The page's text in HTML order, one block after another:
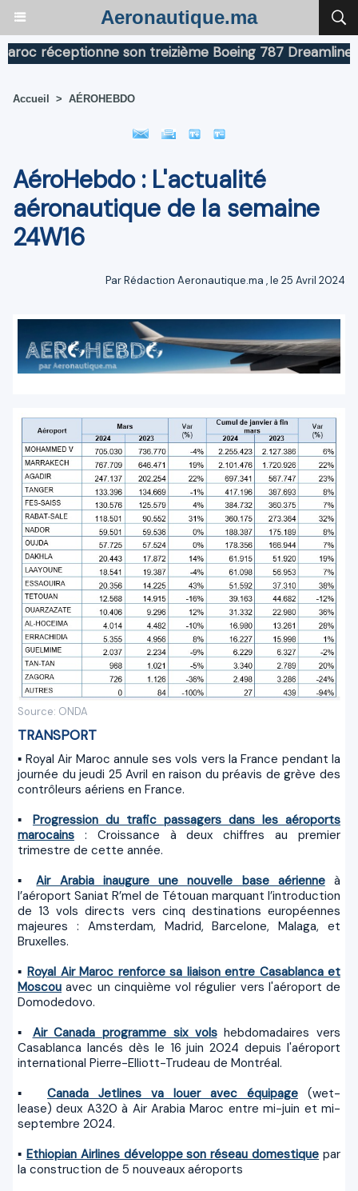
Aeronautique.ma
son treizième Boeing 787 Dreamliner
Accueil > AÉROHEBDO
AéroHebdo : L'actualité
aéronautique de la semaine
24W16
ParRédaction Aeronautique.ma , le 25 Avril 2024
Source: ONDA
TRANSPORT
journée du jeudi 25 Avril en raison du préavis de grève des
contrôleurs aériens en France.
▪ Progression du trafic passagers dans les aéroports
marocains : Croissance à deux chiffres au premier
trimestre de cette année.
▪Air Arabia inaugure une nouvelle base aérienneà
l’aéroport Saniat R’mel de Tétouan marquant l’introduction
de 13 vols directs vers cinq destinations européennes
majeures : Amsterdam, Madrid, Barcelone, Malaga, et
Bruxelles.
▪ Royal Air Maroc renforce sa liaison entre Casablanca et
Moscou avec un cinquième vol régulier vers l'aéroport de
Domodedovo.
▪ Air Canada programme six volshebdomadaires vers
Casablanca lancés dès le 16 juin 2024 depuis l'aéroport
international Pierre-Elliott-Trudeau de Montréal.
▪ Canada Jetlines va louer avec équipage (wet-
lease) deux A320 à Air Arabia Maroc entre mi-juin et mi-
septembre 2024.
▪ Ethiopian Airlines développe son réseau domestique par
la construction de 5 nouveaux aéroports